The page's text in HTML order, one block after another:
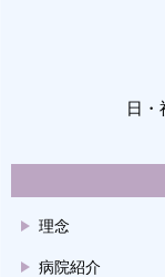
日・
理念
病院紹介